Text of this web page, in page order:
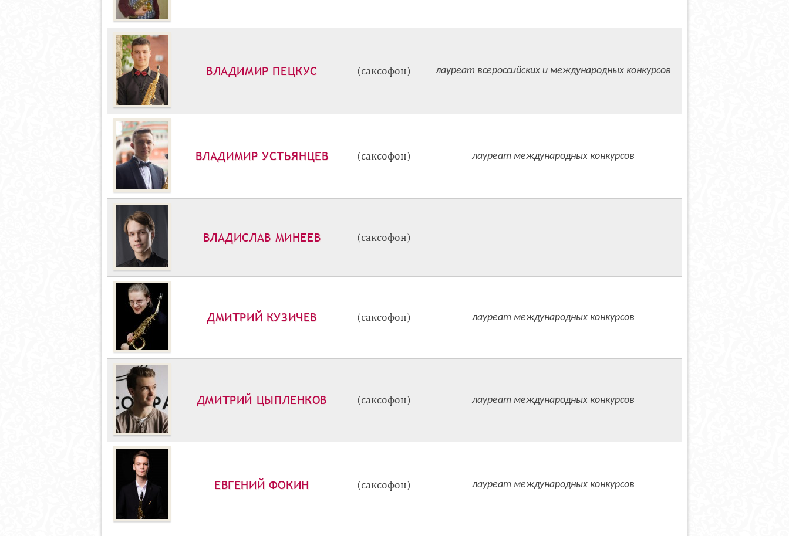
ВЛАДИМИР ПЕЦКУС (саксофон) лауреат всероссийских и международных конкурсов
ВЛАДИМИР УСТЬЯНЦЕВ (саксофон) лауреат международных конкурсов
ВЛАДИСЛАВ МИНЕЕВ (саксофон)
ДМИТРИЙ КУЗИЧЕВ (саксофон) лауреат международных конкурсов
ДМИТРИЙ ЦЫПЛЕНКОВ (саксофон) лауреат международных конкурсов
ЕВГЕНИЙ ФОКИН (саксофон) лауреат международных конкурсов